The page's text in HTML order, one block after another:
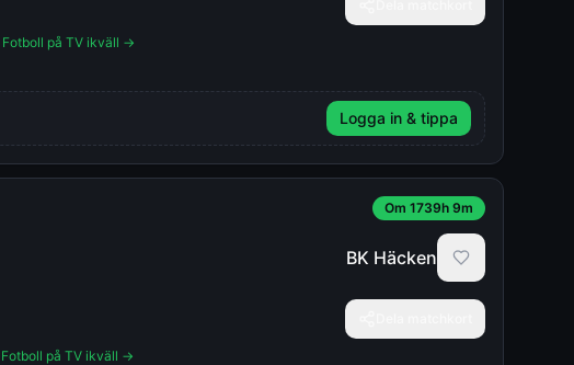
Fotboll på TV ikväll →
Logga in & tippa
Om 1739h 9m
BK Häcken
Fotboll på TV ikväll →